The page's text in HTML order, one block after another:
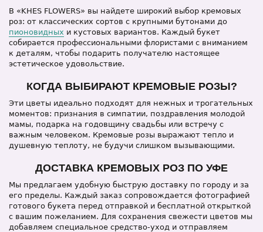
В «KHES FLOWERS» вы найдете широкий выбор кремовых
роз: от классических сортов с крупными бутонами до
пионовидных и кустовых вариантов. Каждый букет
собирается профессиональными флористами с вниманием
к деталям, чтобы подарить получателю настоящее
эстетическое удовольствие.
КОГДА ВЫБИРАЮТ КРЕМОВЫЕ РОЗЫ?
Эти цветы идеально подходят для нежных и трогательных
моментов: признания в симпатии, поздравления молодой
мамы, подарка на годовщину свадьбы или встречу с
важным человеком. Кремовые розы выражают тепло и
душевную теплоту, не будучи слишком вызывающими.
ДОСТАВКА КРЕМОВЫХ РОЗ ПО УФЕ
Мы предлагаем удобную быструю доставку по городу и за
его пределы. Каждый заказ сопровождается фотографией
готового букета перед отправкой и бесплатной открыткой
с вашим пожеланием. Для сохранения свежести цветов мы
добавляем специальное средство-уход и отправляем